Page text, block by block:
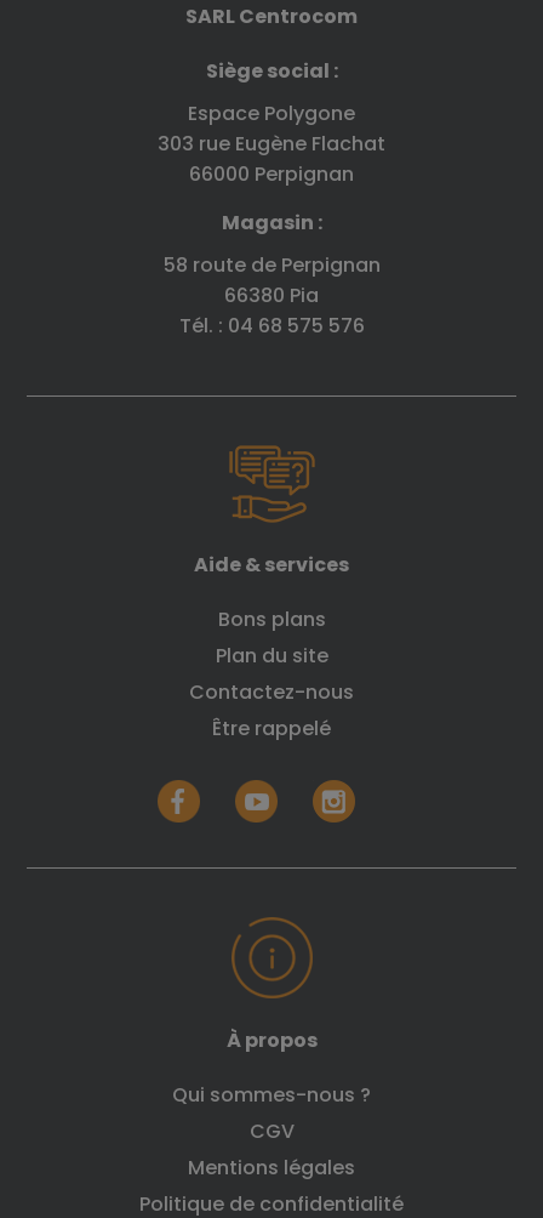
SARL Centrocom
Siège social :
Espace Polygone
303 rue Eugène Flachat
66000 Perpignan
Magasin :
58 route de Perpignan
66380 Pia
Tél. : 04 68 575 576
Aide & services
Bons plans
Plan du site
Contactez-nous
Être rappelé
À propos
Qui sommes-nous ?
CGV
Mentions légales
Politique de confidentialité